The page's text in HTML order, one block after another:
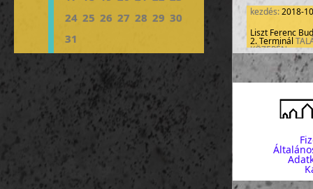
24 25 26 27 28 29 30
31
kezdés:2018-
Liszt Ferenc
2. Terminál
KÖZEPÉN
létszám: 34-38